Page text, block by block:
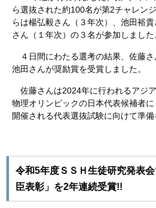
ら選抜された約100名が第2チャレン
らは楊弘毅さん（３年次）、池田裕
さん（１年次）の３名が参加しました
４日間にわたる選考の結果、佐藤さ
池田さんが奨励賞を受賞しました。
佐藤さんは2024年に行われるアジ
物理オリンピックの日本代表候補者
開催される代表選抜試験に向けて準備
令和5年度ＳＳＨ生徒研究発表
臣表彰」を2年連続受賞!!